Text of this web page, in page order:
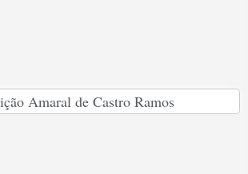
Amaral de Castro Ramos